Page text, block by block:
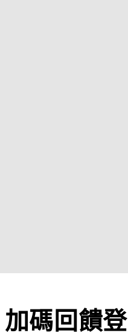
碼回饋登